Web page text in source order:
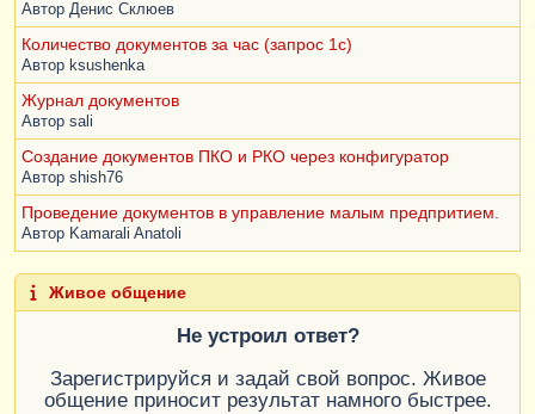
Автор Денис Склюев
Количество документов за час (запрос 1с)
Автор ksushenka
Журнал документов
Автор sali
Создание документов ПКО и РКО через конфигуратор
Автор shish76
Проведение документов в управление малым предпритием.
Автор Kamarali Anatoli
Живое общение
Не устроил ответ?
Зарегистрируйся и задай свой вопрос. Живое
общение приносит результат намного быстрее.